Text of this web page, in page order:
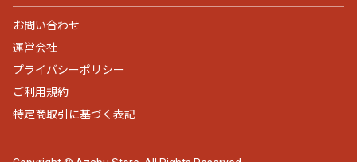
お問い合わせ
運営会社
プライバシーポリシー
ご利用規約
特定商取引に基づく表記